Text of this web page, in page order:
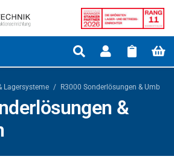
Lagersysteme / R3000 Sonderlösungen &
&